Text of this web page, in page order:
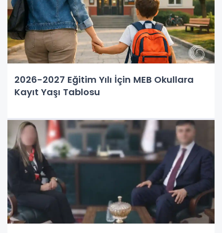
2026-2027 Eğitim Yılı İçin MEB Okullara
Kayıt Yaşı Tablosu